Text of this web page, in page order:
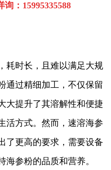
询： 15995335588
耗时长，且难以满足大规
通过精细加工，不仅保留
大提升了其溶解性和便捷
活方式。然而，速溶海参
了更高的要求，需要设备
参粉的品质和营养。